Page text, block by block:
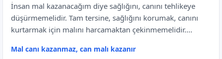
İnsan mal kazanacağım diye sağlığını, canını tehlikeye
düşürmemelidir. Tam tersine, sağlığını korumak, canını
kurtarmak için malını harcamaktan çekinmemelidir....
Mal canı kazanmaz, can malı kazanır